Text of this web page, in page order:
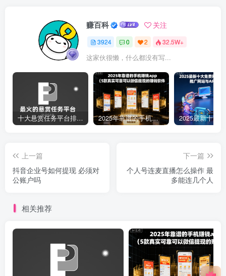
赚百科 关注
3924 0 2 32.5W+
这家伙很懒，什么都没有写...
十大悬赏任务平台排行榜（全网最好的悬赏任务平台） 2025年靠谱的手机赚钱app（5款真实可靠可以微信提现的赚钱软件）
上一篇
抖音企业号如何提现 必须对
公账户吗
下一篇
个人号连麦直播怎么操作 最
多能连几个人
相关推荐